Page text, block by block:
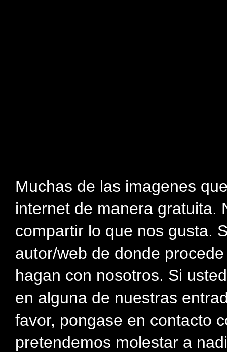
Muchas de las imagenes
internet de manera gratuita.
compartir lo que nos gusta.
autor/web de donde
hagan con nosotros. Si
en alguna de nuestras
favor, pongase en contacto
pretendemos molestar a